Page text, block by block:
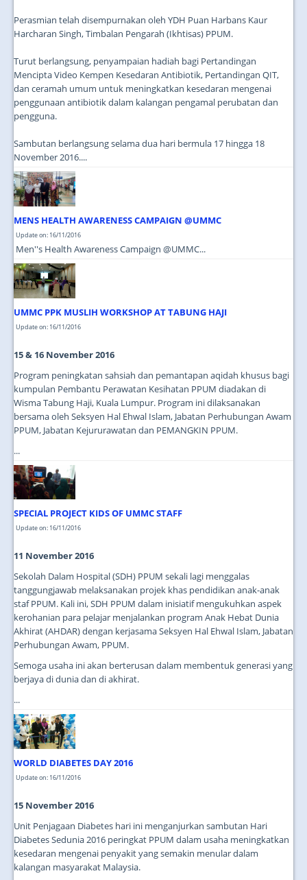
Perasmian telah disempurnakan oleh YDH Puan Harbans Kaur
Harcharan Singh, Timbalan Pengarah (Ikhtisas) PPUM.
Turut berlangsung, penyampaian hadiah bagi Pertandingan
Mencipta Video Kempen Kesedaran Antibiotik, Pertandingan QIT,
dan ceramah umum untuk meningkatkan kesedaran mengenai
penggunaan antibiotik dalam kalangan pengamal perubatan dan
pengguna.
Sambutan berlangsung selama dua hari bermula 17 hingga 18
November 2016....
MENS HEALTH AWARENESS CAMPAIGN @UMMC
Update on: 16/11/2016
Men''s Health Awareness Campaign @UMMC...
UMMC PPK MUSLIH WORKSHOP AT TABUNG HAJI
Update on: 16/11/2016
15 & 16 November 2016
Program peningkatan sahsiah dan pemantapan aqidah khusus bagi
kumpulan Pembantu Perawatan Kesihatan PPUM diadakan di
Wisma Tabung Haji, Kuala Lumpur. Program ini dilaksanakan
bersama oleh Seksyen Hal Ehwal Islam, Jabatan Perhubungan Awam
PPUM, Jabatan Kejururawatan dan PEMANGKIN PPUM.
...
SPECIAL PROJECT KIDS OF UMMC STAFF
Update on: 16/11/2016
11 November 2016
Sekolah Dalam Hospital (SDH) PPUM sekali lagi menggalas
tanggungjawab melaksanakan projek khas pendidikan anak-anak
staf PPUM. Kali ini, SDH PPUM dalam inisiatif mengukuhkan aspek
kerohanian para pelajar menjalankan program Anak Hebat Dunia
Akhirat (AHDAR) dengan kerjasama Seksyen Hal Ehwal Islam, Jabatan
Perhubungan Awam, PPUM.
Semoga usaha ini akan berterusan dalam membentuk generasi yang
berjaya di dunia dan di akhirat.
...
WORLD DIABETES DAY 2016
Update on: 16/11/2016
15 November 2016
Unit Penjagaan Diabetes hari ini menganjurkan sambutan Hari
Diabetes Sedunia 2016 peringkat PPUM dalam usaha meningkatkan
kesedaran mengenai penyakit yang semakin menular dalam
kalangan masyarakat Malaysia.